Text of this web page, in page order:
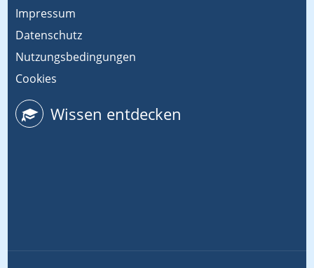
Impressum
Datenschutz
Nutzungsbedingungen
Cookies
Wissen entdecken